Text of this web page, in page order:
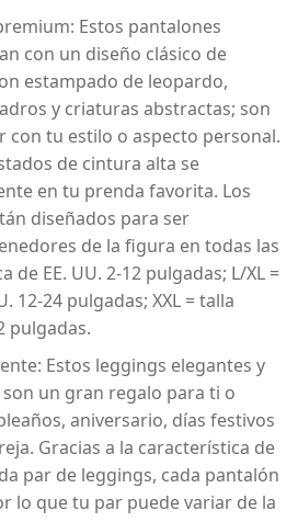
Estos pantalones
con un diseño clásico de
estampado de leopardo,
y criaturas abstractas; son
con tu estilo o aspecto personal.
de cintura alta se
en tu prenda favorita. Los
diseñados para ser
de la figura en todas las
de EE. UU. 2-12 pulgadas; L/XL =
12-24 pulgadas; XXL = talla
pulgadas.
Estos leggings elegantes y
un gran regalo para ti o
aniversario, días festivos
Gracias a la característica de
par de leggings, cada pantalón
lo que tu par puede variar de la